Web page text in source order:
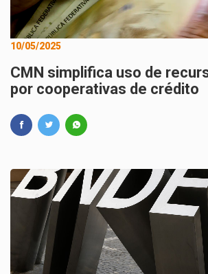
10/05/2025
CMN simplifica uso de
por cooperativas de crédito